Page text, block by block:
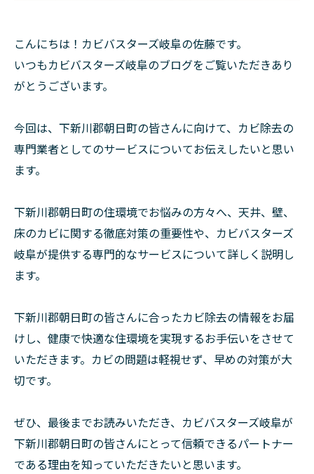
こんにちは！カビバスターズ岐阜の佐藤です。
いつもカビバスターズ岐阜のブログをご覧いただきあり
がとうございます。
今回は、下新川郡朝日町の皆さんに向けて、カビ除去の
専門業者としてのサービスについてお伝えしたいと思い
ます。
下新川郡朝日町の住環境でお悩みの方々へ、天井、壁、
床のカビに関する徹底対策の重要性や、カビバスターズ
岐阜が提供する専門的なサービスについて詳しく説明し
ます。
下新川郡朝日町の皆さんに合ったカビ除去の情報をお届
けし、健康で快適な住環境を実現するお手伝いをさせて
いただきます。カビの問題は軽視せず、早めの対策が大
切です。
ぜひ、最後までお読みいただき、カビバスターズ岐阜が
下新川郡朝日町の皆さんにとって信頼できるパートナー
である理由を知っていただきたいと思います。